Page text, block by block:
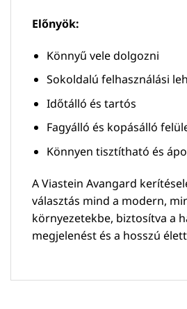
Előnyök:
Könnyű vele dolgozni
Sokoldalú felhasználási
Időtálló és tartós
Fagyálló és kopásálló
Könnyen tisztítható és
A Viastein Avangard
választás mind a modern,
környezetekbe, biztosítva a
megjelenést és a hosszú